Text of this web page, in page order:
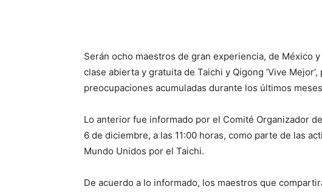
Serán ocho maestros de gran experiencia, de México
clase abierta y gratuita de Taichi y Qigong ‘Vive
preocupaciones acumuladas durante los últimos
Lo anterior fue informado por el Comité Organizador
6 de diciembre, a las 11:00 horas, como parte de las
Mundo Unidos por el Taichi.
De acuerdo a lo informado, los maestros que